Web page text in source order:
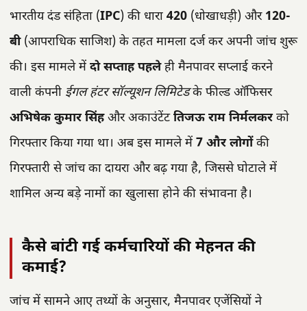
भारतीय दंड संहिता (IPC) की धारा 420 (धोखाधड़ी) और 120-
बी(आपराधिक साजिश) के तहत मामला दर्ज कर अपनी जांच शुरू
की। इस मामले में दो सप्ताह पहलेही मैनपावर सप्लाई करने
वाली कंपनी ईगल हंटर सॉल्यूशन लिमिटेडके फील्ड ऑफिसर
अभिषेक कुमार सिंहऔर अकाउंटेंटतिजऊ राम निर्मलकरको
गिरफ्तार किया गया था। अब इस मामले में 7 और लोगोंकी
गिरफ्तारी से जांच का दायरा और बढ़ गया है, जिससे घोटाले में
शामिल अन्य बड़े नामों का खुलासा होने की संभावना है।
कैसे बांटी गई कर्मचारियों की मेहनत की
कमाई?
जांच में सामने आए तथ्यों के अनुसार, मैनपावर एजेंसियों ने